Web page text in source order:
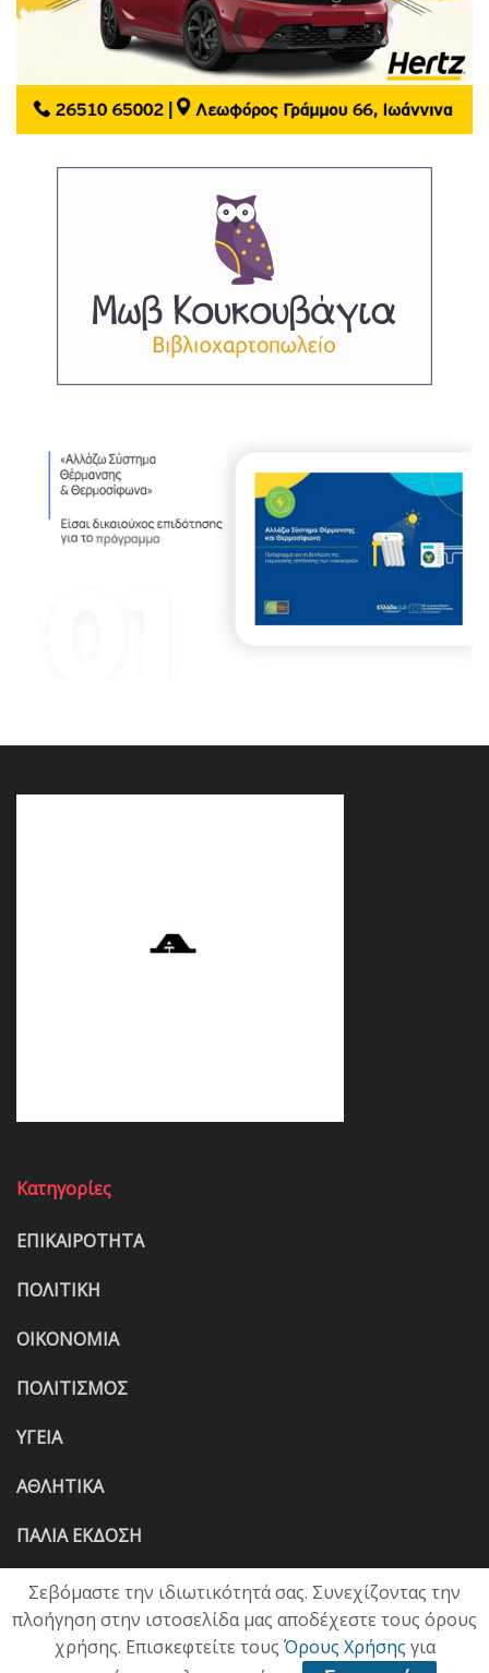
Κατηγορίες
ΕΠΙΚΑΙΡΟΤΗΤΑ
ΠΟΛΙΤΙΚΗ
ΟΙΚΟΝΟΜΙΑ
ΠΟΛΙΤΙΣΜΟΣ
ΥΓΕΙΑ
ΑΘΛΗΤΙΚΑ
ΠΑΛΙΑ ΕΚΔΟΣΗ
Σεβόμαστε την ιδιωτικότητά σας. Συνεχίζοντας την
πλοήγηση στην ιστοσελίδα μας αποδέχεστε τους όρους
χρήσης. Επισκεφτείτε τους Όρους Χρήσης για